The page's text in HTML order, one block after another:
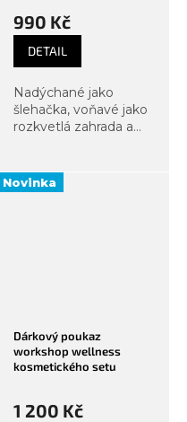
990 Kč
DETAIL
Nadýchané jako
šlehačka, voňavé jako
rozkvetlá zahrada a
duhových šlehaných
tělových másel si
Novinka
Dárkový poukaz
workshop wellness
kosmetického setu
1 200 Kč